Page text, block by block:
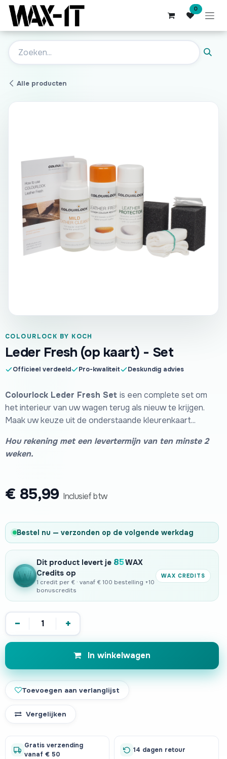
Overslaan naar inhoud 0
Alle producten
COLOURLOCK BY KOCH
Leder Fresh (op kaart) - Set
Officieel verdeeld Pro-kwaliteit Deskundig advies
Colourlock Leder Fresh Set is een complete set om
het interieur van uw wagen terug als nieuw te krijgen.
Maak uw keuze uit de onderstaande kleurenkaart...
Hou rekening met een levertermijn van ten minste 2
weken.
€ 85,99 Inclusief btw
Bestel nu — verzonden op de volgende werkdag
Dit product levert je 85WAX
Credits op
1 credit per € · vanaf € 100 bestelling +10
bonuscredits
WAX CREDITS
− +
In winkelwagen
Toevoegen aan verlanglijst
Vergelijken
Gratis verzending
vanaf € 50
14 dagen retour